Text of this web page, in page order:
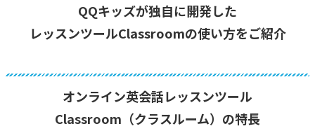
QQキッズが独自に開発した
レッスンツールClassroomの使い方をご紹介
オンライン英会話レッスンツール
Classroom（クラスルーム）の特長